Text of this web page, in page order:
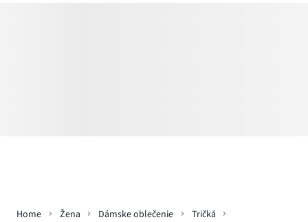
Home Žena Dámske oblečenie
Tričká